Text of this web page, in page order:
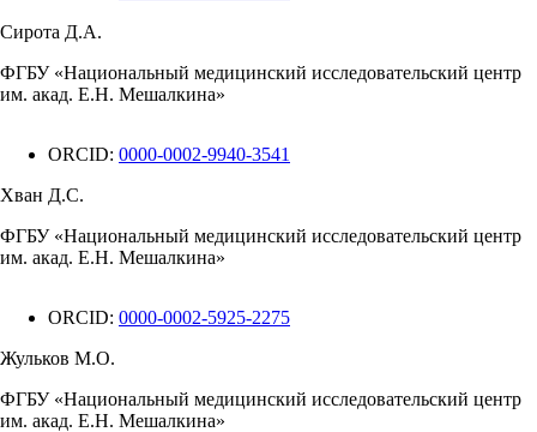
Сирота Д.А.
ФГБУ «Национальный медицинский исследовательский центр
им. акад. Е.Н. Мешалкина»
ORCID: 0000-0002-9940-3541
Хван Д.С.
ФГБУ «Национальный медицинский исследовательский центр
им. акад. Е.Н. Мешалкина»
ORCID: 0000-0002-5925-2275
Жульков М.О.
ФГБУ «Национальный медицинский исследовательский центр
им. акад. Е.Н. Мешалкина»